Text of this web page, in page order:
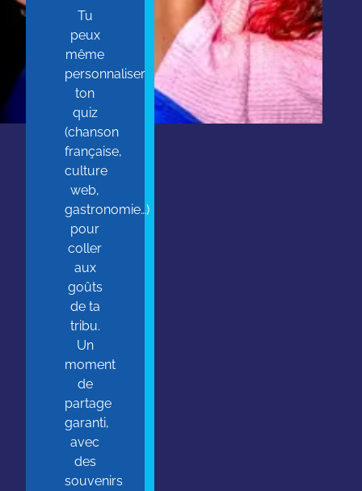
Tu
peux
même
personnaliser
ton
quiz
(chanson
française,
culture
web,
gastronomie…)
pour
coller
aux
goûts
de ta
tribu.
Un
moment
de
partage
garanti,
avec
des
souvenirs